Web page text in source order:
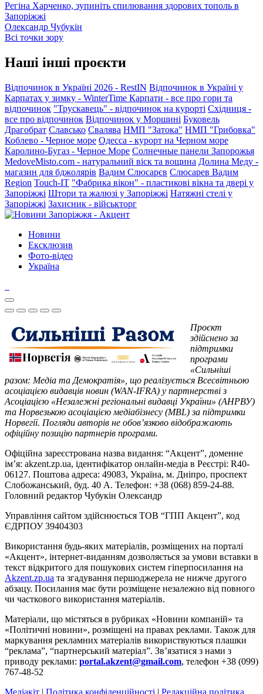
Регіна Харченко, зупиніть спилювання здорових тополь в
Запоріжжі
Олександр Чубукін
Всі точки зору
Наші інші проєкти
Відпочинок в Україні 2026 - RestIN Відпочинок в Україні у
Карпатах у зимку - WinterTime Карпати - все про гори та
відпочинок "Трускавець" - відпочинок на курорті Східниця -
все про відпочинок Відпочинок у Моршині Буковель
Драгобрат Славсько Свалява НМП "Затока" НМП "Грибовка"
Коблево - Черное море Одесса - курорт на Черном море
Каролино-Бугаз - Черное Море Солнечные панели Запорожья
MedoveMisto.com - натуральний віск та вощина Долина Меду -
магазин для бджолярів Вадим Слюсарєв Слюсарев Вадим
Region Touch-IT "Фабрика вікон" - пластикові вікна та двері у
Запоріжжі Штори та жалюзі у Запоріжжі Натяжні стелі у
Запоріжжі Захисник - військторг
Новини
Ексклюзив
Фото-відео
Україна
Проєкт
здійснено за
підтримки
програми
«Сильніші
разом: Медіа та Демократія», що реалізується Всесвітньою
асоціацією видавців новин (WAN-IFRA) у партнерстві з
Асоціацією «Незалежні регіональні видавці України» (АНРВУ)
та Норвезькою асоціацією медіабізнесу (MBL) за підтримки
Норвегії. Погляди авторів не обов’язково відображають
офіційну позицію партнерів програми.
Офіційна зареєстрована назва видання: “Акцент”, доменне
ім’я: akzent.zp.ua, ідентифікатор онлайн-медіа в Реєстрі: R40-
06127. Поштова адреса: 49083, Україна, м. Дніпро, проспект
Слобожанський, буд. 40 А. Телефон: +38 (068) 859-24-88.
Головний редактор Чубукін Олександр
Управління сайтом здійснюється ТОВ “ГПП Акцент”, код
ЄДРПОУ 39404303
Використання будь-яких матеріалів, розміщених на порталі
«Акцент», інтернет-виданням дозволяється за умови вставки в
текст відкритого для пошукових систем гіперпосилання на
Akzent.zp.ua та згадування першоджерела не нижче другого
абзацу. Посилання має бути розміщене незалежно від повного
чи часткового використання матеріалів.
Матеріали, що містяться в рубриках «Новини компаній» та
«Політичні новини», розміщені на правах реклами. Також для
маркування рекламних матеріалів використвуються плашки
“реклама”, “партнерський матеріал”. Зв’язатися з нами з
приводу реклами: portal.akzent@gmail.com, телефон +38 (099)
767-48-52